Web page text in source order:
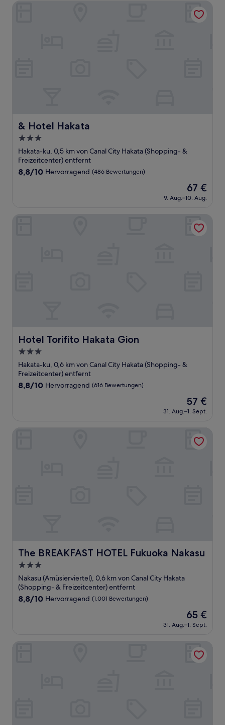
Bewertungen)
& Hotel Hakata
& Hotel Hakata
3.0-
Sterne-
Unterkunft
Hakata-ku, 0,5 km von Canal City Hakata (Shopping- &
Freizeitcenter) entfernt
8.8
Bewertungen)
8,8/10 Hervorragend (486 Bewertungen)
Der
Preis
beträgt
67 €
9. Aug.–10. Aug.
Hotel Torifito Hakata Gion
Hotel Torifito Hakata Gion
3.0-
Sterne-
Unterkunft
Hakata-ku, 0,6 km von Canal City Hakata (Shopping- &
Freizeitcenter) entfernt
8.8
Bewertungen)
8,8/10 Hervorragend (616 Bewertungen)
Der
Preis
beträgt
57 €
31. Aug.–1. Sept.
The BREAKFAST HOTEL Fukuoka Nakasu
The BREAKFAST HOTEL Fukuoka Nakasu
3.0-
Sterne-
Unterkunft
Nakasu (Amüsierviertel), 0,6 km von Canal City Hakata
(Shopping- & Freizeitcenter) entfernt
8.8
Bewertungen)
8,8/10 Hervorragend (1.001 Bewertungen)
Der
Preis
beträgt
65 €
31. Aug.–1. Sept.